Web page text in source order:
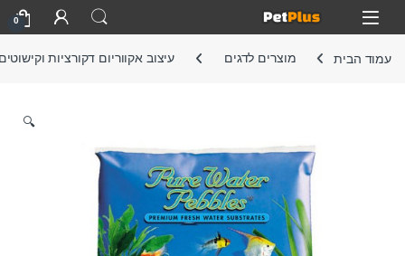
Skip to navigation
Skip to content
Open
0
עמוד הבית מוצרים לדגים עיצוב אקווריום דקורציות
🔍